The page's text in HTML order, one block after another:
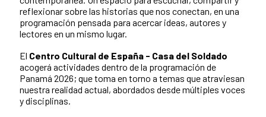
reflexionar sobre las historias que nos conectan, en una
programación pensada para acercar ideas, autores y
lectores en un mismo lugar.
El Centro Cultural de España - Casa del Soldado
acogerá actividades dentro de la programación de
Panamá 2026; que toma en torno a temas que atraviesan
nuestra realidad actual, abordados desde múltiples voces
y disciplinas.